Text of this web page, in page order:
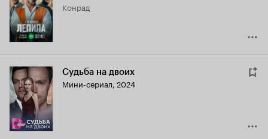
6.8
Конрад
Судьба на двоих
Мини-сериал, 2024